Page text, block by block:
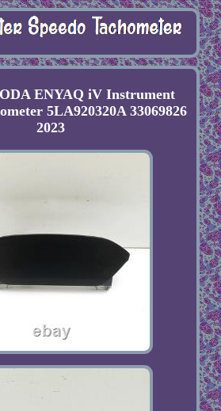
ENYAQ iV Instrument
5LA920320A 33069826
2023